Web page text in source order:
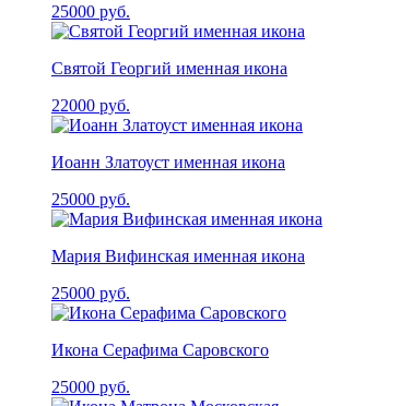
25000 руб.
Святой Георгий именная икона
22000 руб.
Иоанн Златоуст именная икона
25000 руб.
Мария Вифинская именная икона
25000 руб.
Икона Серафима Саровского
25000 руб.